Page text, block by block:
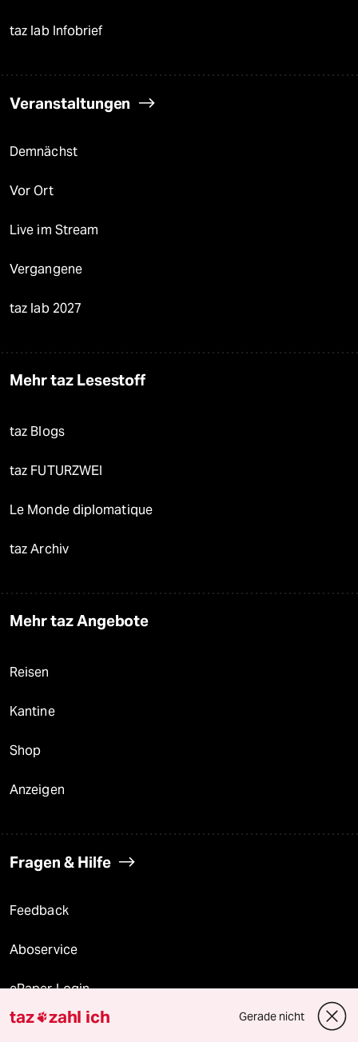
taz lab Infobrief
Veranstaltungen
Demnächst
Vor Ort
Live im Stream
Vergangene
taz lab 2027
Mehr taz Lesestoff
taz Blogs
taz FUTURZWEI
Le Monde diplomatique
taz Archiv
Mehr taz Angebote
Reisen
Kantine
Shop
Anzeigen
Fragen & Hilfe
Feedback
Aboservice
ePaper Login
Downloads für Abonnierende
taz zahl ich Gerade nicht